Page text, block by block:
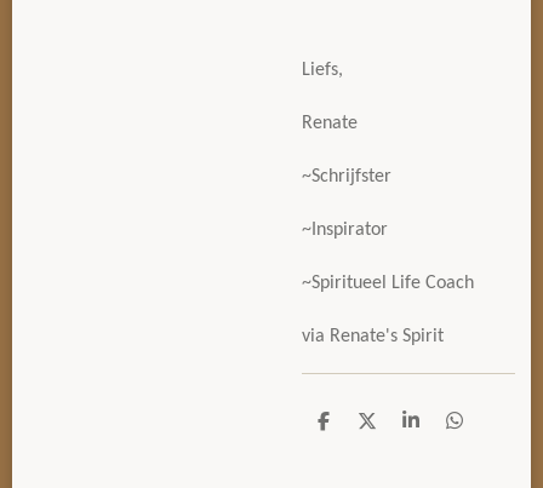
Liefs,
Renate
~Schrijfster
~Inspirator
~Spiritueel Life Coach
via Renate's Spirit
D
D
S
D